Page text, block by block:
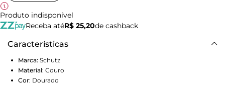
Produto indisponível
Receba atéR$ 25,20de cashback
Características
Marca: Schutz
Material: Couro
Cor: Dourado